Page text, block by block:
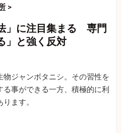
>
」に注目集まる 専門
」と強く反対
ジャンボタニシ。その習性を
事ができる一方、積極的に利
ます。